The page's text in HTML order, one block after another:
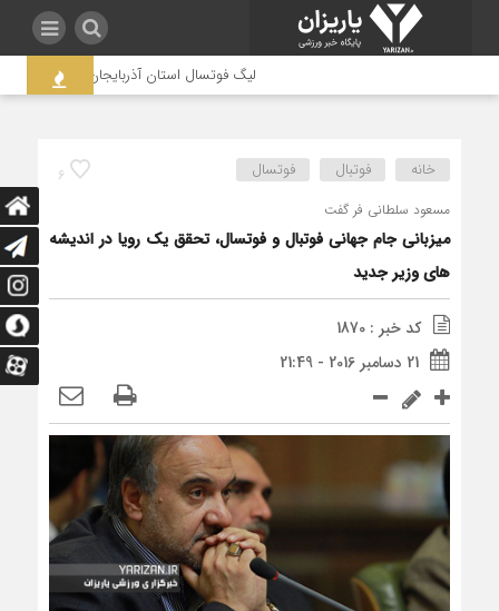
لیگ فوتسال استان آذربایجان غربی به
6 خانه فوتبال فوتسال
مسعود سلطانی فر گفت
میزبانی جام جهانی فوتبال و فوتسال، تحقق یک رویا در اندیشه
های وزیر جدید
کد خبر : 1870
21 دسامبر 2016 - 21:49